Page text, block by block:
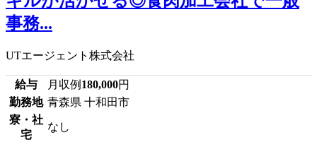
事務...
UTエージェント株式会社
給与 月収例 180,000円
勤務地 青森県 十和田市
寮・社
宅
なし